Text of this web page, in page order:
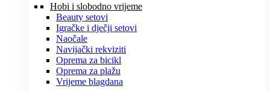
Hobi i slobodno vrijeme
Beauty setovi
Igračke i dječji setovi
Naočale
Navijački rekviziti
Oprema za bicikl
Oprema za plažu
Vrijeme blagdana